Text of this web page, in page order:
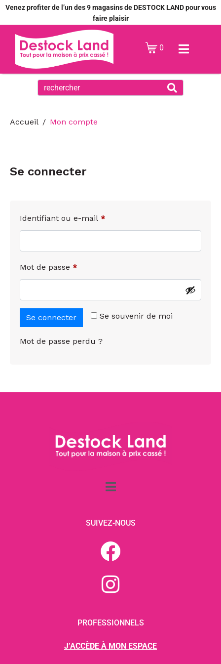
Venez profiter de l’un des 9 magasins de DESTOCK LAND pour vous
faire plaisir
0
Accueil Mon compte
Se connecter
Identifiant ou e-mail *
Mot de passe *
Se souvenir de moi
Se connecter
Mot de passe perdu ?
SUIVEZ-NOUS
PROFESSIONNELS
J’ACCÈDE À MON ESPACE